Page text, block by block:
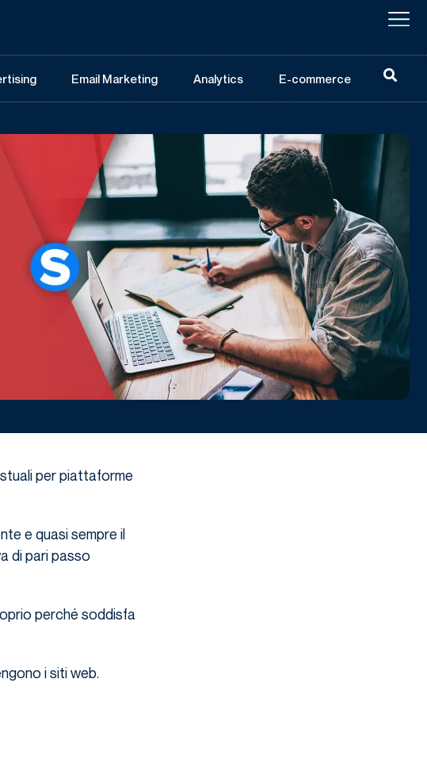
Email Marketing Analytics E-commerce
per piattaforme
e quasi sempre il
di pari passo
perché soddisfa
i siti web.